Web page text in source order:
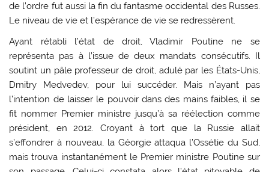
de l’ordre fut aussi la fin du fantasme occidental des Russes.
Le niveau de vie et l’espérance de vie se redressèrent.
Ayant rétabli l’état de droit, Vladimir Poutine ne se
représenta pas à l’issue de deux mandats consécutifs. Il
soutint un pâle professeur de droit, adulé par les États-Unis,
Dmitry Medvedev, pour lui succéder. Mais n’ayant pas
l’intention de laisser le pouvoir dans des mains faibles, il se
fit nommer Premier ministre jusqu’à sa réélection comme
président, en 2012. Croyant à tort que la Russie allait
s’effondrer à nouveau, la Géorgie attaqua l’Ossétie du Sud,
mais trouva instantanément le Premier ministre Poutine sur